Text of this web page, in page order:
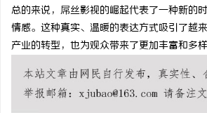
总的来说，屌丝影视的崛起代表了一种新的
情感。这种真实、温暖的表达方式吸引了越
产业的转型，也为观众带来了更加丰富和多